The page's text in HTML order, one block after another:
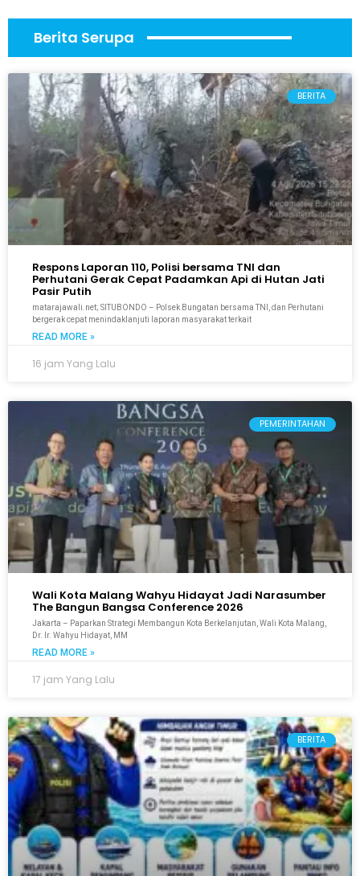
Berita Serupa
BERITA
Respons Laporan 110, Polisi bersama TNI dan
Perhutani Gerak Cepat Padamkan Api di Hutan Jati
Pasir Putih
matarajawali.net; SITUBONDO – Polsek Bungatan bersama TNI, dan Perhutani
bergerak cepat menindaklanjuti laporan masyarakat terkait
READ MORE »
16 jam Yang Lalu
PEMERINTAHAN
Wali Kota Malang Wahyu Hidayat Jadi Narasumber
The Bangun Bangsa Conference 2026
Jakarta – Paparkan Strategi Membangun Kota Berkelanjutan, Wali Kota Malang,
Dr. Ir. Wahyu Hidayat, MM
READ MORE »
17 jam Yang Lalu
BERITA